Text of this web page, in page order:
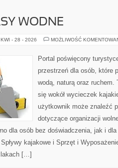
WODNE
KWI - 28 - 2026 MOŻLIWOŚĆ
Portal poświęcony
przestrzeń dla osób, które
wodą, naturą oraz ruchem.
się wokół wycieczek
użytkownik może znaleźć
dotyczące organizacji
dla osób bez doświadczenia, jak i dla
kajakowe i Sprzęt i
[…]